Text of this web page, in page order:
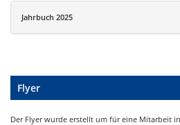
Jahrbuch 2025
Flyer
Der Flyer wurde erstellt um für eine Mitarbeit